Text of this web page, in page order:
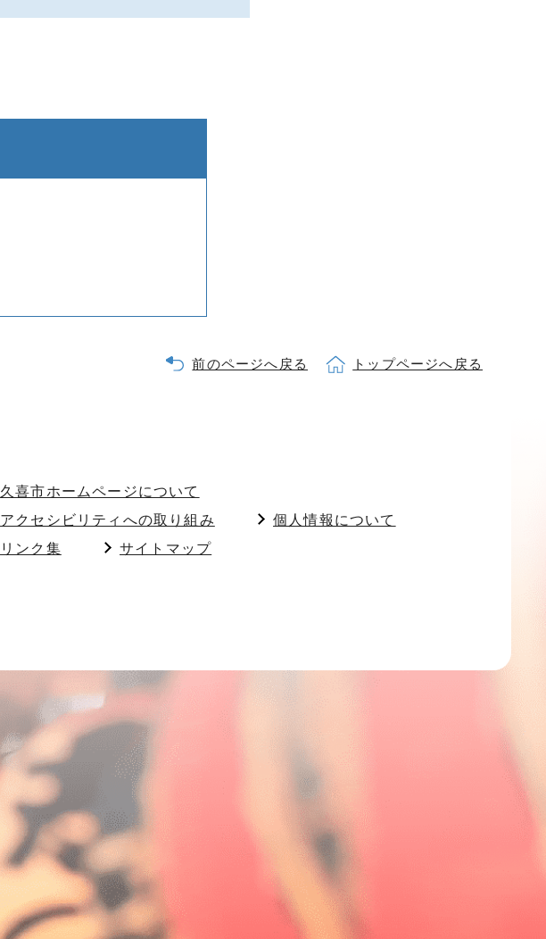
前のページへ戻る トップページへ戻る
久喜市ホームページについて
アクセシビリティへの取り組み
個人情報について
リンク集
サイトマップ